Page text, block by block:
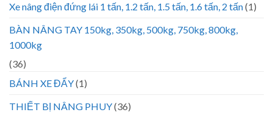
Xe nâng điện đứng lái 1 tấn, 1.2 tấn, 1.5 tấn, 1.6 tấn, 2 tấn(1)
BÀN NÂNG TAY 150kg, 350kg, 500kg, 750kg, 800kg,
1000kg
(36)
BÁNH XE ĐẨY(1)
THIẾT BỊ NÂNG PHUY(36)